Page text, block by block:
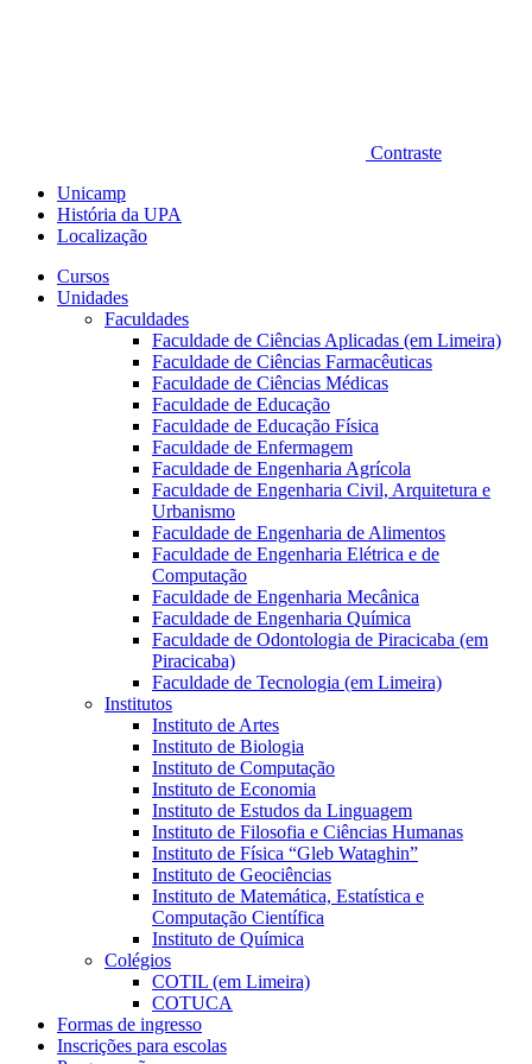
Contraste
Unicamp
História da UPA
Localização
Cursos
Unidades
Faculdades
Faculdade de Ciências Aplicadas (em Limeira)
Faculdade de Ciências Farmacêuticas
Faculdade de Ciências Médicas
Faculdade de Educação
Faculdade de Educação Física
Faculdade de Enfermagem
Faculdade de Engenharia Agrícola
Faculdade de Engenharia Civil, Arquitetura e
Urbanismo
Faculdade de Engenharia de Alimentos
Faculdade de Engenharia Elétrica e de
Computação
Faculdade de Engenharia Mecânica
Faculdade de Engenharia Química
Faculdade de Odontologia de Piracicaba (em
Piracicaba)
Faculdade de Tecnologia (em Limeira)
Institutos
Instituto de Artes
Instituto de Biologia
Instituto de Computação
Instituto de Economia
Instituto de Estudos da Linguagem
Instituto de Filosofia e Ciências Humanas
Instituto de Física “Gleb Wataghin”
Instituto de Geociências
Instituto de Matemática, Estatística e
Computação Científica
Instituto de Química
Colégios
COTIL (em Limeira)
COTUCA
Formas de ingresso
Inscrições para escolas